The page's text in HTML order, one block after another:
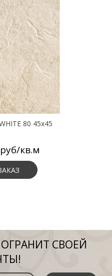
80 45х45
кв.м
СВОЕЙ